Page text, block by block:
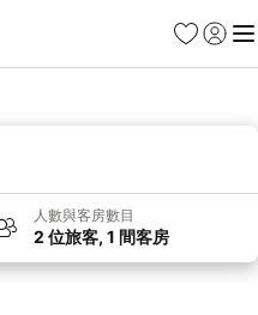
收藏夾
登入 選
人數與客房數目
2 位旅客, 1 間客房